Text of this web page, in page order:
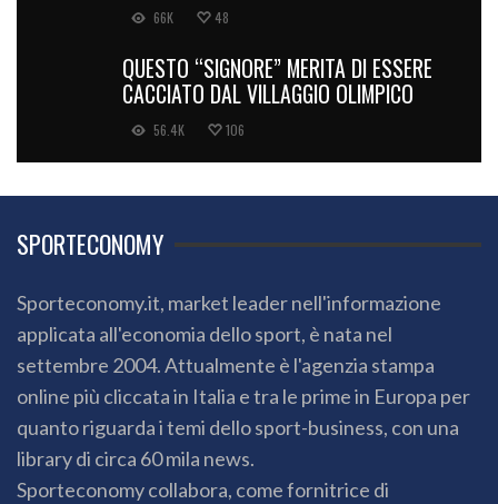
66K 48
QUESTO “SIGNORE” MERITA DI ESSERE
CACCIATO DAL VILLAGGIO OLIMPICO
56.4K 106
SPORTECONOMY
Sporteconomy.it, market leader nell'informazione
applicata all'economia dello sport, è nata nel
settembre 2004. Attualmente è l'agenzia stampa
online più cliccata in Italia e tra le prime in Europa per
quanto riguarda i temi dello sport-business, con una
library di circa 60 mila news.
Sporteconomy collabora, come fornitrice di